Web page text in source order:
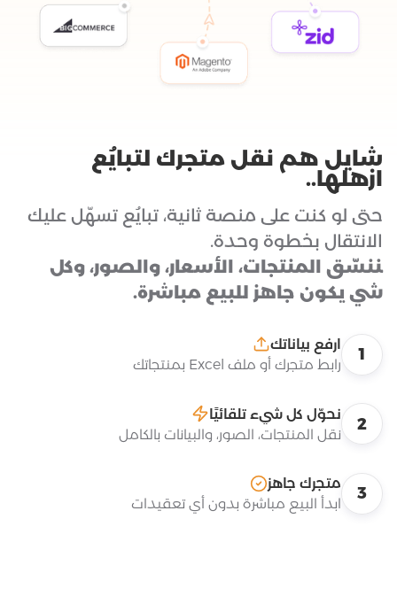
شايل هم نقل متجرك لتبايُع
ازهلها..
حتى لو كنت على منصة ثانية، تبايُع تسهّل عليك
الانتقال بخطوة وحدة.
ننسّق المنتجات، الأسعار، والصور، وكل
شي يكون جاهز للبيع مباشرة.
1
ارفع بياناتك
رابط متجرك أو ملف Excel بمنتجاتك
2
نحوّل كل شيء تلقائيًا
نقل المنتجات، الصور، والبيانات بالكامل
3
متجرك جاهز
ابدأ البيع مباشرة بدون أي تعقيدات